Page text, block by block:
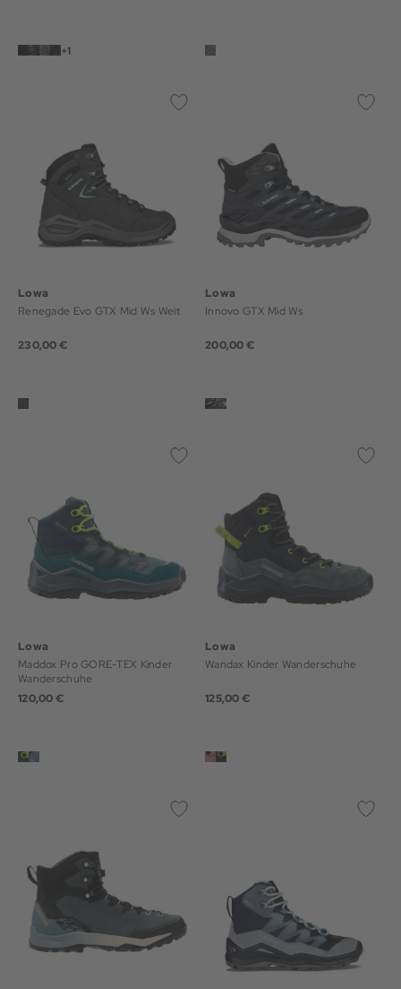
+1
Lowa
Renegade Evo GTX Mid Ws Weit
230,00 €
Lowa
Innovo GTX Mid Ws
200,00 €
Lowa
Maddox Pro GORE-TEX Kinder
Wanderschuhe
120,00 €
Lowa
Wandax Kinder Wanderschuhe
125,00 €